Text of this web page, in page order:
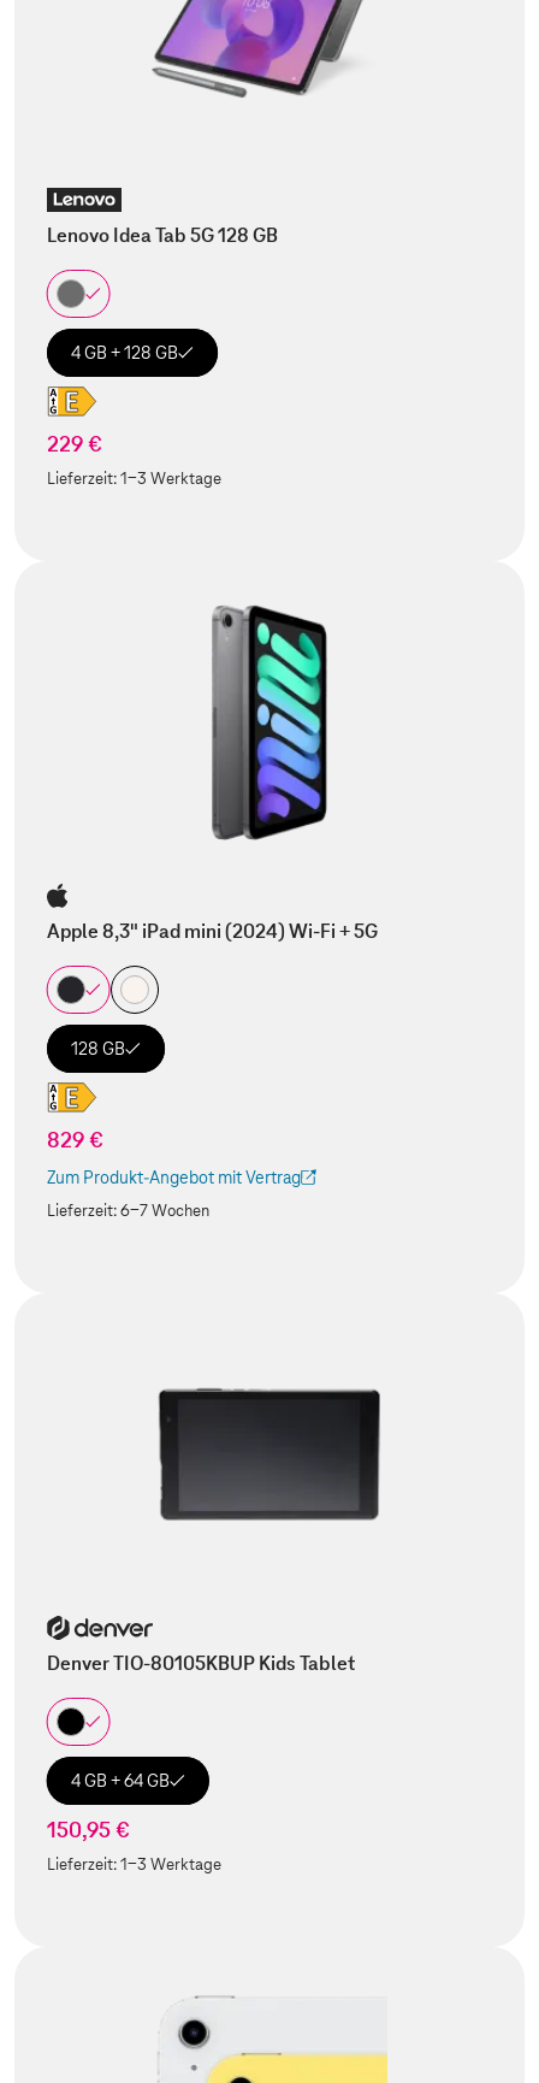
Lenovo Idea Tab 5G 128 GB
4 GB + 128 GB
229 €
Lieferzeit:1-3 Werktage
Apple 8,3" iPad mini (2024) Wi-Fi + 5G
128 GB
829 €
Zum Produkt-Angebot mit Vertrag
(Der Link wird in einem neuen Tab geöffnet)
Lieferzeit:6-7 Wochen
Denver TIO-80105KBUP Kids Tablet
4 GB + 64 GB
150,95 €
Lieferzeit:1-3 Werktage